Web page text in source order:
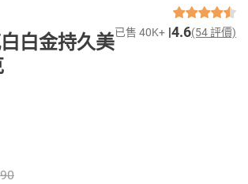
白金持久美已售 40K+ 4.6(54 評價)